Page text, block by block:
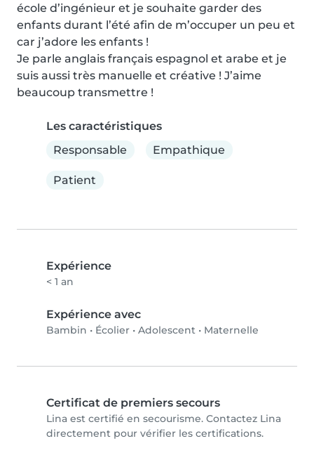
école d’ingénieur et je souhaite garder des
enfants durant l’été afin de m’occuper un peu et
car j’adore les enfants !
Je parle anglais français espagnol et arabe et je
suis aussi très manuelle et créative ! J’aime
beaucoup transmettre !
Les caractéristiques
Responsable
Empathique
Patient
Expérience
< 1 an
Expérience avec
Bambin • Écolier • Adolescent • Maternelle
Certificat de premiers secours
Lina est certifié en secourisme. Contactez Lina
directement pour vérifier les certifications.